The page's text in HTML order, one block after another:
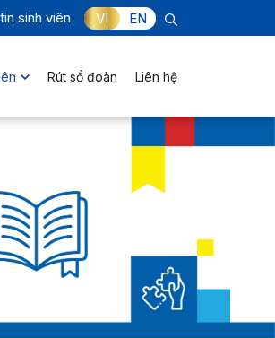
sinh viên VI EN
Rút sổ đoàn Liên hệ